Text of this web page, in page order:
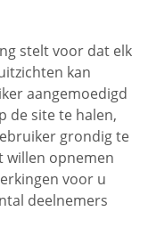
stelt voor dat elk
kan
aangemoedigd
de site te halen,
grondig te
willen opnemen
voor u
deelnemers